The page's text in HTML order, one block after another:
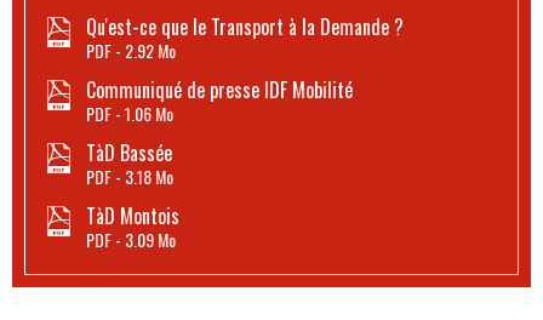
Qu'est-ce que le Transport à la Demande ?
PDF 2.92 Mo
Communiqué de presse IDF Mobilité
PDF 1.06 Mo
TàD Bassée
PDF 3.18 Mo
TàD Montois
PDF 3.09 Mo